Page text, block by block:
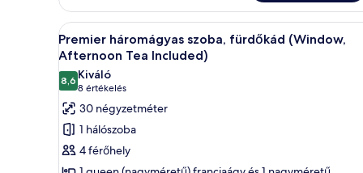
ággyal,
erkély,
kilátással
a
további
részletei
A
következő
szoba
összes
képének
megtekintése:
Premier
háromágyas
Egy kétágyas szoba,
8
Premier háromágyas szoba, fürdőkád (Window,
Afternoon Tea Included)
8,610-ből 8,6
Kiváló
8 értékelés
(8
értékelés)
30 négyzetméter
1 hálószoba
4 férőhely